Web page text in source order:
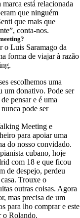
está relacionada
que ninguém
que mais que
conta-nos.
o Luis Saramago da
forma de viajar à razão
escolhemos uma
um donativo. Pode ser
pensar e é uma
pode ser
Meeting e
para apoiar uma
do nosso convidado.
cubano, hoje
com 18 e que ficou
de despejo, perdeu
Trouxe o
outras coisas. Agora
mas precisa de um
para lho comprar e este
o Rolando.